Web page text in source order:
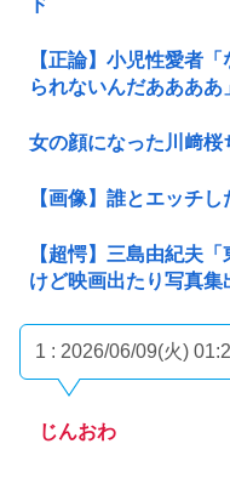
【正論】小児性愛者
られないんだあああ
女の顔になった川﨑
【画像】誰とエッチ
【超愕】三島由紀夫
けど映画出たり写真
1 : 2026/06/09(火)
じんおわ